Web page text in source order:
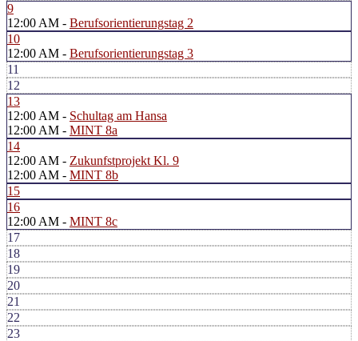
9
12:00 AM - Berufsorientierungstag 2
10
12:00 AM - Berufsorientierungstag 3
11
12
13
12:00 AM - Schultag am Hansa
12:00 AM - MINT 8a
14
12:00 AM - Zukunfstprojekt Kl. 9
12:00 AM - MINT 8b
15
16
12:00 AM - MINT 8c
17
18
19
20
21
22
23